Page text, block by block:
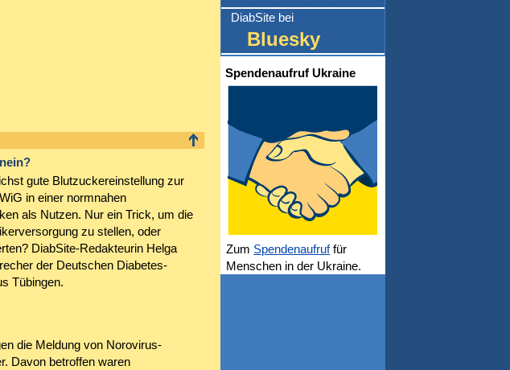
gute Blutzuckereinstellung zur
in einer normnahen
als Nutzen. Nur ein Trick, um die
zu stellen, oder
DiabSite-Redakteurin Helga
der Deutschen Diabetes-
Tübingen.
die Meldung von Norovirus-
Davon betroffen waren
DiabSite bei
Bluesky
Spendenaufruf Ukraine
Zum Spendenaufruffür
Menschen in der Ukraine.